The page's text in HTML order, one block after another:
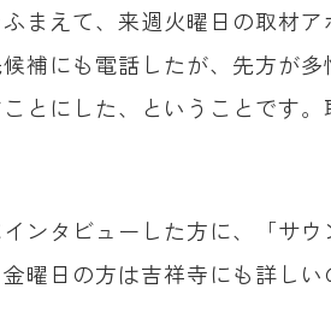
まえて、来週火曜日の取材
補にも電話したが、先方が
とにした、ということです
ンタビューした方に、「サ
曜日の方は吉祥寺にも詳し